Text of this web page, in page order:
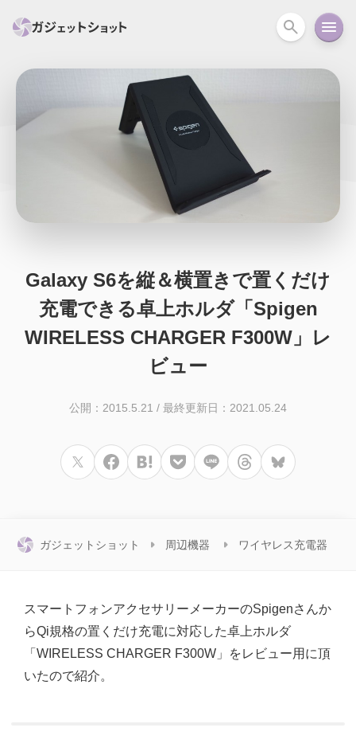
すべて スマホ PC関連
スマートホーム アクションカメラ
iPad Mac
Galaxy S6を縦＆横置きで置くだけ
充電できる卓上ホルダ「Spigen
WIRELESS CHARGER F300W」レ
ビュー
公開：2015.5.21 / 最終更新日：2021.05.24
ガジェットショット 周辺機器 ワイヤレス充電器
スマートフォンアクセサリーメーカーのSpigenさんか
らQi規格の置くだけ充電に対応した卓上ホルダ
「WIRELESS CHARGER F300W」をレビュー用に頂
いたので紹介。